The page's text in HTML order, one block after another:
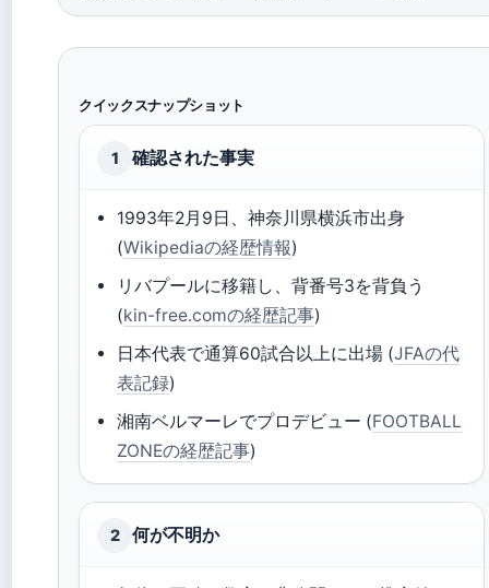
クイックスナップショット
1 確認された事実
1993年2月9日、神奈川県横浜市出身
(Wikipediaの経歴情報)
リバプールに移籍し、背番号3を背負う
(kin-free.comの経歴記事)
日本代表で通算60試合以上に出場 (JFAの代
表記録)
湘南ベルマーレでプロデビュー (FOOTBALL
ZONEの経歴記事)
2 何が不明か